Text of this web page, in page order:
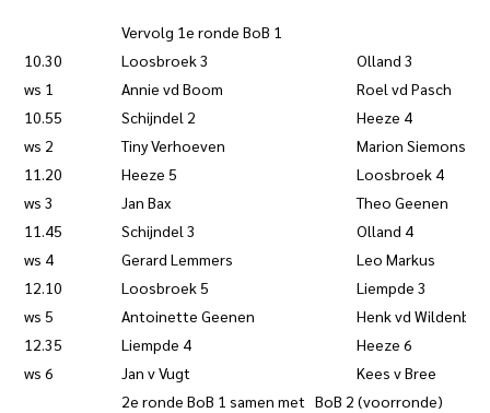
Vervolg 1e ronde BoB 1
10.30
Loosbroek 3
Olland 3
ws 1
Annie vd Boom
Roel vd Pasch
10.55
Schijndel 2
Heeze 4
ws 2
Tiny Verhoeven
Marion Siemons
11.20
Heeze 5
Loosbroek 4
ws 3
Jan Bax
Theo Geenen
11.45
Schijndel 3
Olland 4
ws 4
Gerard Lemmers
Leo Markus
12.10
Loosbroek 5
Liempde 3
ws 5
Antoinette Geenen
Henk vd
12.35
Liempde 4
Heeze 6
ws 6
Jan v Vugt
Kees v Bree
2e ronde BoB 1 samen met BoB 2 (voorronde)